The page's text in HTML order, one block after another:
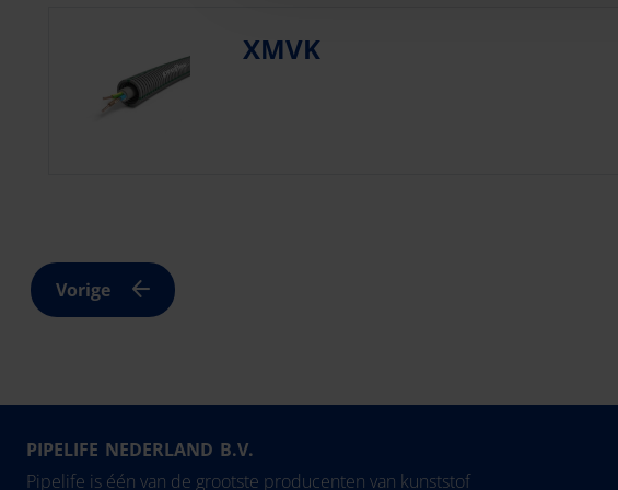
XMVK
Vorige
PIPELIFE NEDERLAND B.V.
Pipelife is één van de grootste producenten van kunststof